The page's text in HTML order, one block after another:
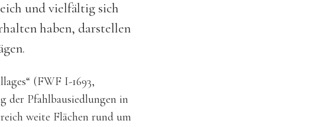
und vielfältig sich
haben, darstellen
(FWF I-1693,
der Pfahlbausiedlungen in
weite Flächen rund um